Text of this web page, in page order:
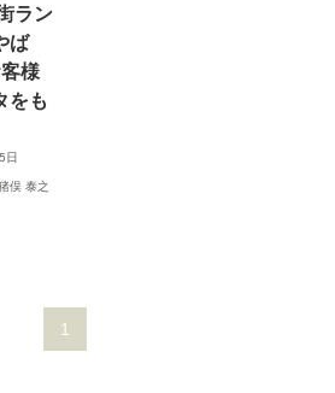
ラン
ば
様
をも
日
俣 泰之
1